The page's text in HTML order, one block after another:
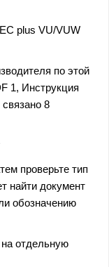
plus VU/VUW
по этой
1, Инструкция
8
проверьте тип
найти документ
обозначению
отдельную